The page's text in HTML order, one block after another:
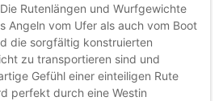
Rutenlängen und Wurfgewichte
Angeln vom Ufer als auch vom Boot
die sorgfältig konstruierten
zu transportieren sind und
Gefühl einer einteiligen Rute
perfekt durch eine Westin